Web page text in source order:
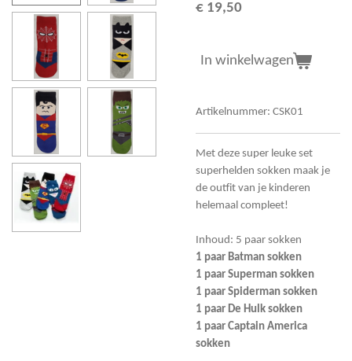
€ 19,50
In winkelwagen
Artikelnummer: CSK01
Met deze super leuke set
superhelden sokken maak je
de outfit van je kinderen
helemaal compleet!
Inhoud: 5 paar sokken
1 paar Batman sokken
1 paar Superman sokken
1 paar Spiderman sokken
1 paar De Hulk sokken
1 paar Captain America
sokken